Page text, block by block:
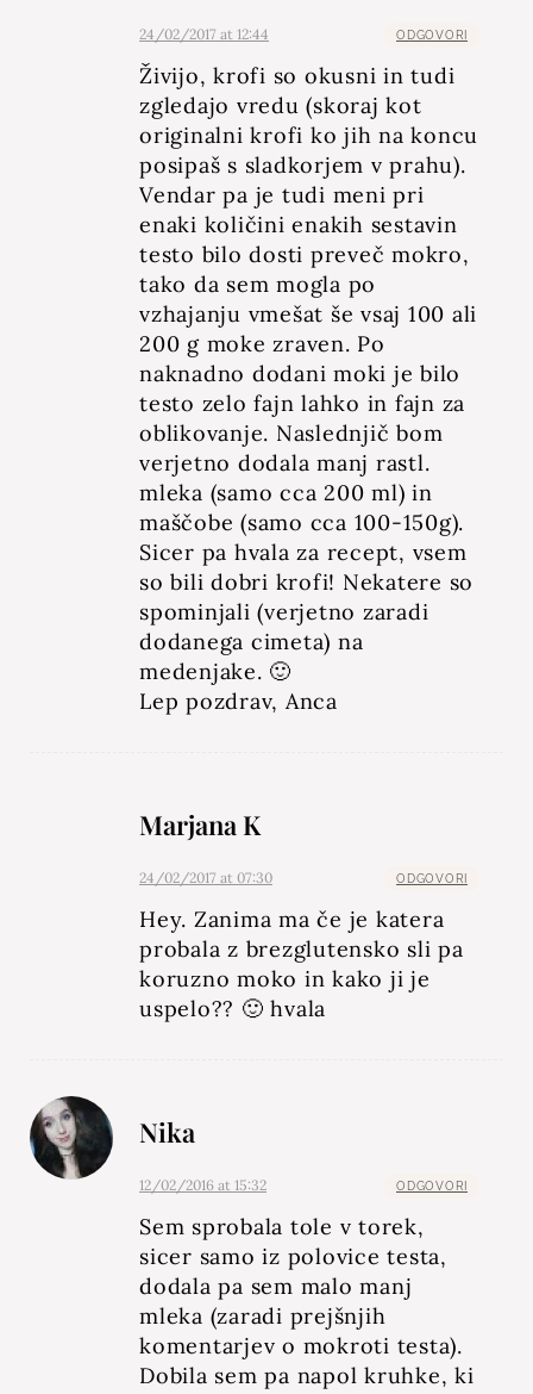
24/02/2017 at 12:44 ODGOVORI
Živijo, krofi so okusni in tudi
zgledajo vredu (skoraj kot
originalni krofi ko jih na koncu
posipaš s sladkorjem v prahu).
Vendar pa je tudi meni pri
enaki količini enakih sestavin
testo bilo dosti preveč mokro,
tako da sem mogla po
vzhajanju vmešat še vsaj 100 ali
200 g moke zraven. Po
naknadno dodani moki je bilo
testo zelo fajn lahko in fajn za
oblikovanje. Naslednjič bom
verjetno dodala manj rastl.
mleka (samo cca 200 ml) in
maščobe (samo cca 100-150g).
Sicer pa hvala za recept, vsem
so bili dobri krofi! Nekatere so
spominjali (verjetno zaradi
dodanega cimeta) na
medenjake. 🙂
Lep pozdrav, Anca
Marjana K
24/02/2017 at 07:30 ODGOVORI
Hey. Zanima ma če je katera
probala z brezglutensko sli pa
koruzno moko in kako ji je
uspelo?? 🙂 hvala
Nika
12/02/2016 at 15:32 ODGOVORI
Sem sprobala tole v torek,
sicer samo iz polovice testa,
dodala pa sem malo manj
mleka (zaradi prejšnjih
komentarjev o mokroti testa).
Dobila sem pa napol kruhke, ki